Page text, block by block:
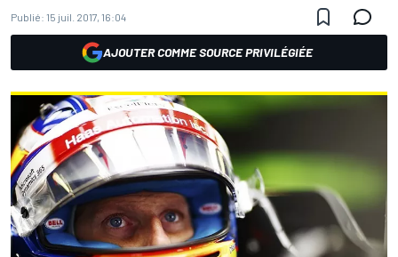
Publié: 15 juil. 2017, 16:04
AJOUTER COMME SOURCE PRIVILÉGIÉE